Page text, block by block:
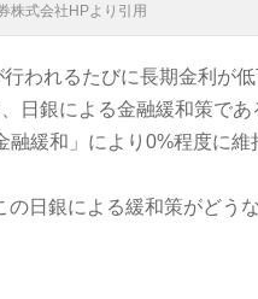
株式会社HPより引用
われるたびに長期金利が
日銀による金融緩和策で
緩和」により0%程度に
日銀による緩和策がどう